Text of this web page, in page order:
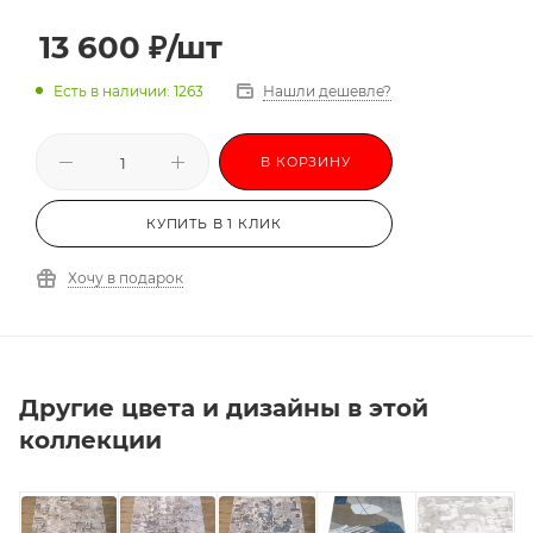
3,0х5,5 3,0х6,0
13 600 ₽/шт
Есть в наличии: 1263 Нашли дешевле?
В КОРЗИНУ
КУПИТЬ В 1 КЛИК
Хочу в подарок
Другие цвета и дизайны в этой
коллекции